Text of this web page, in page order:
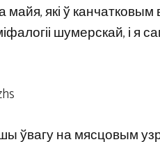
які ў
шумерскай, і я
ўвагу на мясцовым